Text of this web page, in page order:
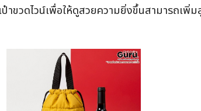
ขวดไวน์เพื่อให้ดูสวยความยิ่งขึ้นสามารถเพิ่